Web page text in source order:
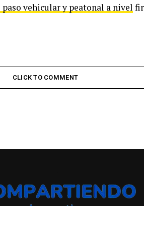
vehicular y peatonal a nivel
CLICK TO COMMENT